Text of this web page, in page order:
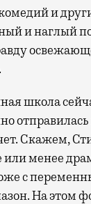
и
и наглый
школа
Скажем,
или менее
с
На этом